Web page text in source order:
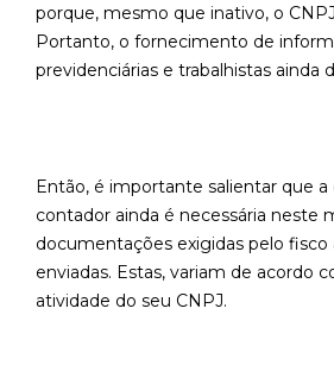
porque, mesmo que inativo, o
Portanto, o fornecimento de
previdenciárias e trabalhistas ainda
Então, é importante salientar que
contador ainda é necessária neste
documentações exigidas pelo fisco
enviadas. Estas, variam de acordo
atividade do seu CNPJ.